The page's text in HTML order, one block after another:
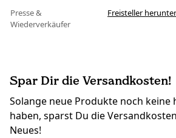
Presse &
Wiederverkäufer
Freisteller
Spar Dir die Versandkosten!
Solange neue Produkte noch keine
haben, sparst Du die
Neues!